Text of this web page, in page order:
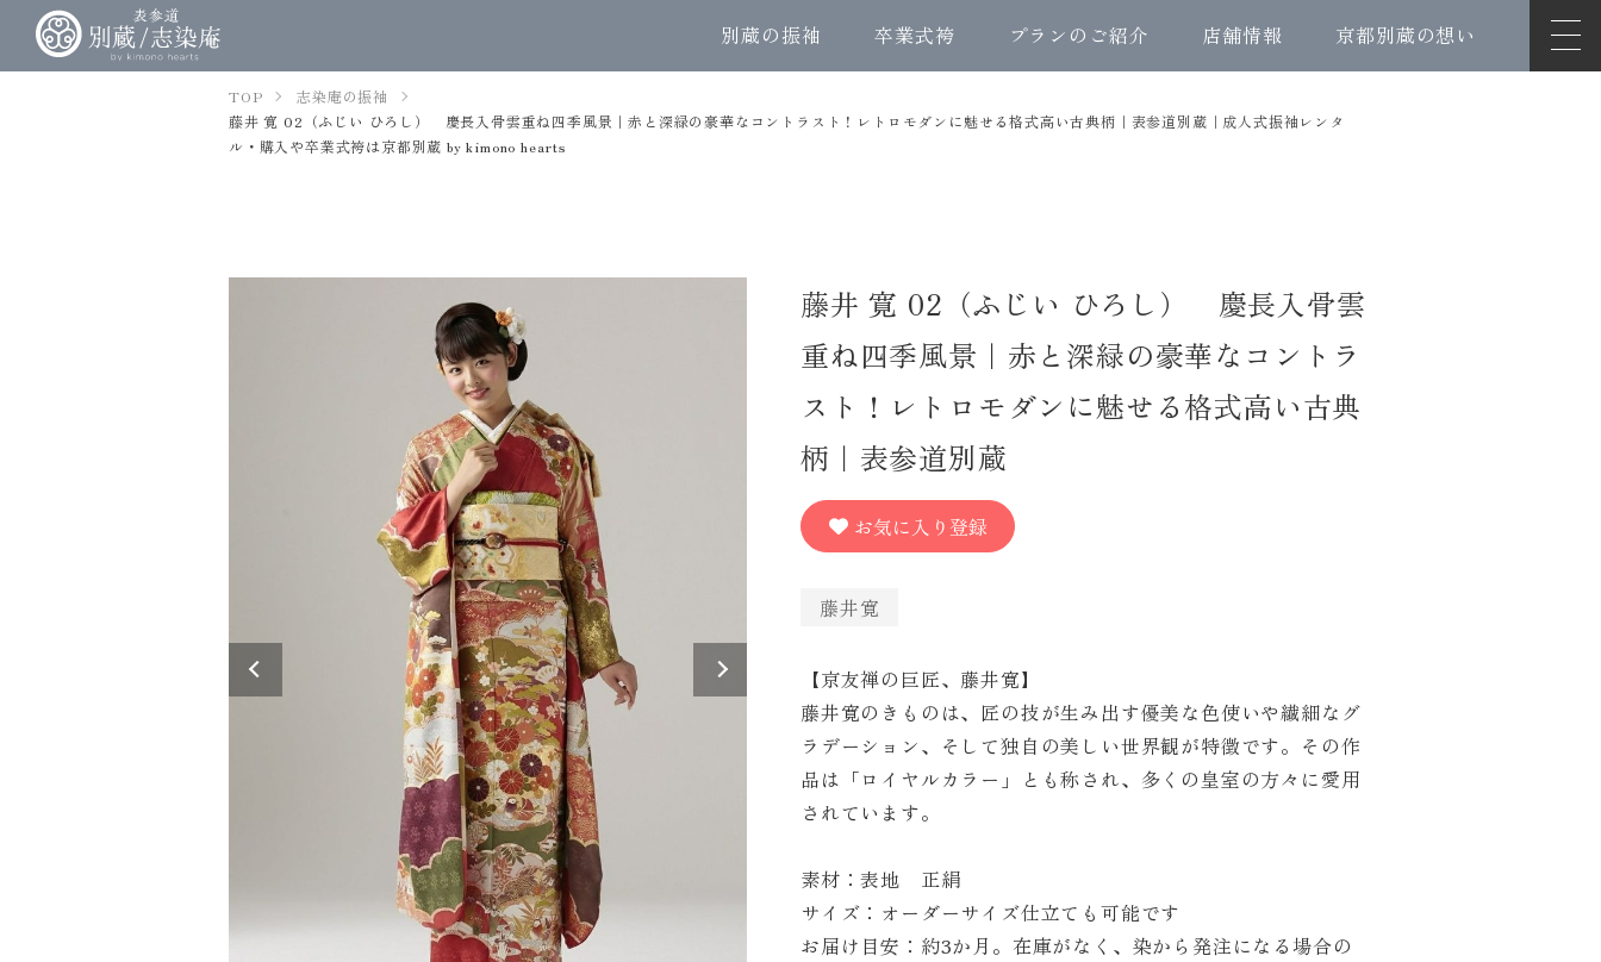
別蔵の振袖 卒業式袴 プランのご紹介 店舗情報 京都別蔵の想い
TOP
志染庵の振袖
藤井 寛 02（ふじい ひろし） 慶長入骨雲重ね四季風景｜赤と深緑の豪華なコントラスト！レトロモダンに魅せる格式高い古典柄｜表参道別蔵｜成人式振袖レンタ
ル・購入や卒業式袴は京都別蔵 by kimono hearts
藤井 寛 02（ふじい ひろし） 慶長入骨雲
重ね四季風景｜赤と深緑の豪華なコントラ
スト！レトロモダンに魅せる格式高い古典
柄｜表参道別蔵
お気に入り登録
藤井寛
【京友禅の巨匠、藤井寛】
藤井寛のきものは、匠の技が生み出す優美な色使いや繊細なグ
ラデーション、そして独自の美しい世界観が特徴です。その作
品は「ロイヤルカラー」とも称され、多くの皇室の方々に愛用
されています。
素材：表地 正絹
サイズ：オーダーサイズ仕立ても可能です
お届け目安：約3か月。在庫がなく、染から発注になる場合の